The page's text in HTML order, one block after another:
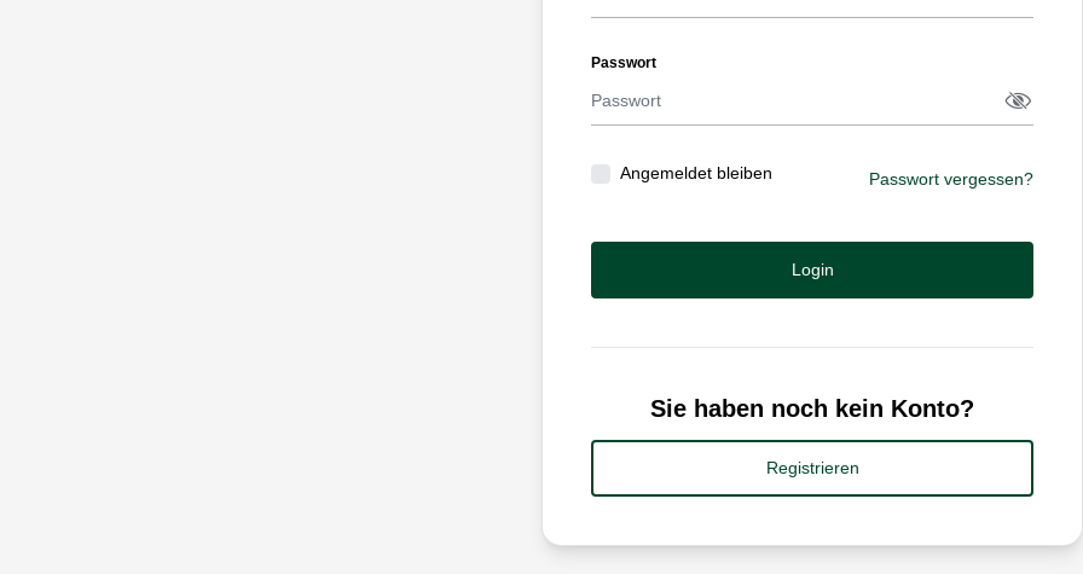
Passwort
Passwort
􀋯
Angemeldet bleiben Passwort vergessen?
Login
Sie haben noch kein Konto?
Registrieren